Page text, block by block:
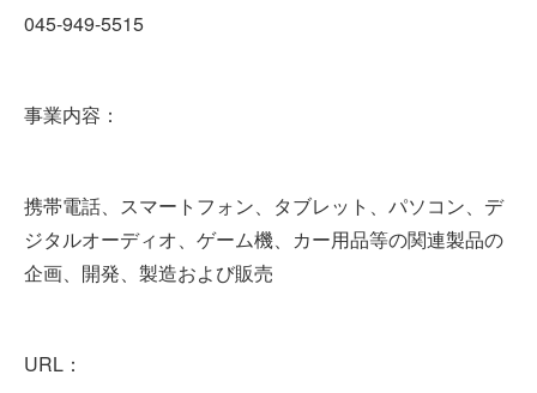
045-949-5515
事業内容：
携帯電話、スマートフォン、タブレット、パソコン、デ
ジタルオーディオ、ゲーム機、カー用品等の関連製品の
企画、開発、製造および販売
URL：